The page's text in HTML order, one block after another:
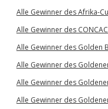
Alle Gewinner des Afrika-
Alle Gewinner des
Alle Gewinner des Golden
Alle Gewinner des
Alle Gewinner des
Alle Gewinner des